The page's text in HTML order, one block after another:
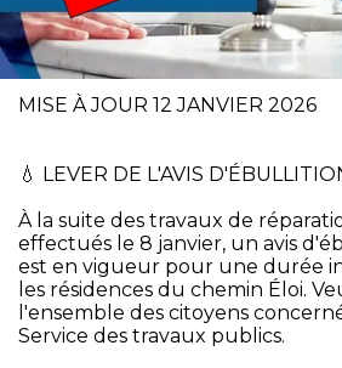
MISE À JOUR 12 JANVIER 2026
💧 LEVER DE L'AVIS
À la suite des travaux de
effectués le 8 janvier, un avis
est en vigueur pour une durée
les résidences du chemin Éloi.
l'ensemble des citoyens
Service des travaux publics.